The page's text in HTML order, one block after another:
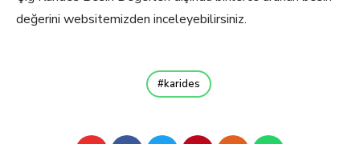
değerini websitemizden inceleyebilirsiniz.
karides